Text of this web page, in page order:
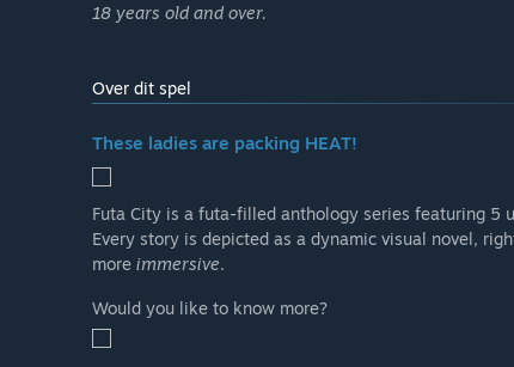
18 years old and over.
Over dit spel
These ladies are packing HEAT!
Futa City is a futa-filled anthology series featuring 5
Every story is depicted as a dynamic visual novel,
more immersive.
Would you like to know more?